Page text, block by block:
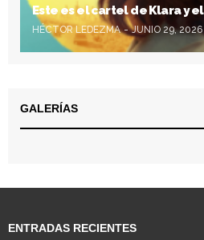
Este es el cartel de Klara y
HÉCTOR LEDEZMA JUNIO 29, 2026
GALERÍAS
ENTRADAS RECIENTES